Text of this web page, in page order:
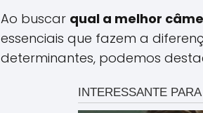
Ao buscar qual a melhor
essenciais que fazem a
determinantes, podemos